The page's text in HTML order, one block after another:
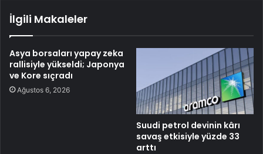
İlgili Makaleler
Asya borsaları yapay zeka
rallisiyle yükseldi; Japonya
ve Kore sıçradı
Ağustos 6, 2026
Suudi petrol devinin kârı
savaş etkisiyle yüzde 33
arttı